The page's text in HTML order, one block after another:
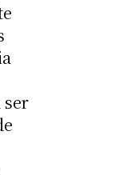
ser